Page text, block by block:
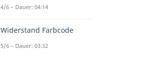
4/6 – Dauer: 04:14
Widerstand Farbcode
5/6 – Dauer: 03:32